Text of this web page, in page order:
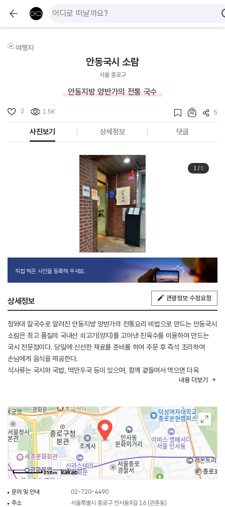
여행지
안동국시 소람
서울 종로구
안동지방 양반가의 전통 국수
2 1.5K 5
사진보기 상세정보 댓글
1/ 5
직접 찍은 사진을 등록해 주세요.
상세정보 관광정보 수정요청
청와대 칼국수로 알려진 안동지방 양반가의 전통요리 비법으로 만드는 안동국시
소람은 최고 품질의 국내산 쇠고기(양지)를 고아낸 진육수를 이용하여 만드는
국시 전문점이다. 당일에 신선한 재료를 준비를 하여 주문 후 즉석 조리하여
손님에게 음식을 제공한다.
식사류는 국시와 국밥, 떡만두국 등이 있으며, 함께 곁들여서 먹으면 더욱
맛있는 수육과 모듬전, 참문어, 녹두전, 감자전 등도 있다. 또한 정식메뉴도 따로
내용 더보기
250m
문의 및 안내
02-720-4490
주소
서울특별시 종로구 인사동9길 16 (관훈동)